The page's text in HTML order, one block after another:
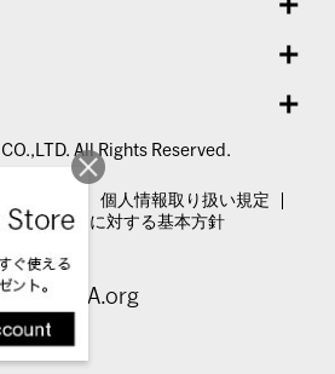
All Rights Reserved.
個人情報取り扱い規定
ラスメントに対する基本方針
MoMA.org